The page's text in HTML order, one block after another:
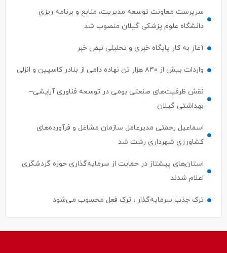
سرپرست معاونت توسعه مدیریت، منابع و برنامه ریزی
دانشگاه علوم پزشکی گیلان منصوب شد
آغاز به کار پایگاه خبری و تحلیلی نبض خبر
واردات بیش از ۸۴۰ هزار تن نهاده دامی از بنادر كاسپین و انزلی
نقش ظرفیت‌های صنعتی بومی در توسعه فناوری آرایشی–
بهداشتی گیلان
اسماعیل رحمتی مدیرعامل سازمان مشاغل و فرآورده‌های
کشاورزی شهرداری رشت شد
استان‌های پیشتاز در حمایت از سرمایه‌گذاری حوزه گردشگری
اعلام شدند
ترک جذب سرمایه‌گذار ، ترک فعل محسوب می‌شود